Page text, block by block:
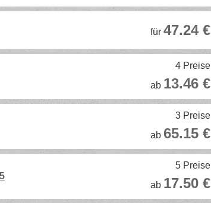
für 47.24 €
4 Preise
ab 13.46 €
3 Preise
ab 65.15 €
5 Preise
ab 17.50 €